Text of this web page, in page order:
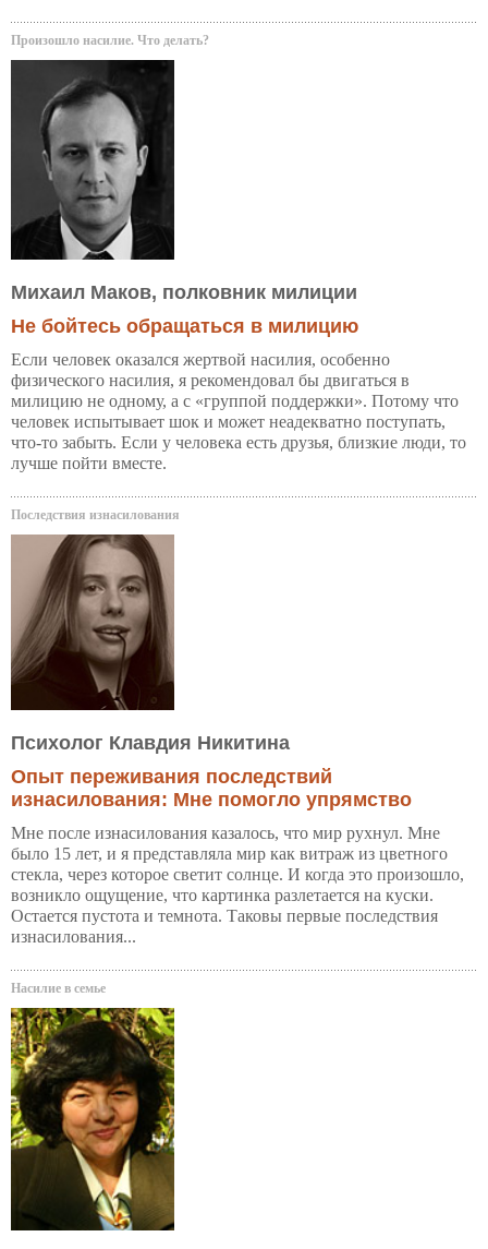
Произошло насилие. Что делать?
Михаил Маков, полковник милиции
Не бойтесь обращаться в милицию
Если человек оказался жертвой насилия, особенно
физического насилия, я рекомендовал бы двигаться в
милицию не одному, а с «группой поддержки». Потому что
человек испытывает шок и может неадекватно поступать,
что-то забыть. Если у человека есть друзья, близкие люди, то
лучше пойти вместе.
Последствия изнасилования
Психолог Клавдия Никитина
Опыт переживания последствий
изнасилования: Мне помогло упрямство
Мне после изнасилования казалось, что мир рухнул. Мне
было 15 лет, и я представляла мир как витраж из цветного
стекла, через которое светит солнце. И когда это произошло,
возникло ощущение, что картинка разлетается на куски.
Остается пустота и темнота. Таковы первые последствия
изнасилования...
Насилие в семье